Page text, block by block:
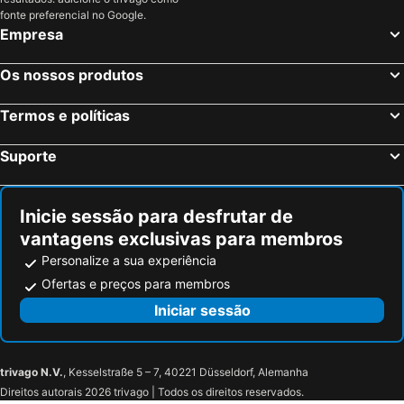
Scheidegg, bed and breakfasts
Lütisburg, bed and breakfasts
St. Peterzell, bed and breakfasts
Bütschwil, bed and breakfasts
Ramsen, bed and breakfasts
Teufen, bed and breakfasts
fonte preferencial no Google.
Empresa
Os nossos produtos
Termos e políticas
Suporte
Inicie sessão para desfrutar de
vantagens exclusivas para membros
Personalize a sua experiência
Ofertas e preços para membros
Iniciar sessão
trivago N.V., Kesselstraße 5 – 7, 40221 Düsseldorf, Alemanha
Direitos autorais 2026 trivago | Todos os direitos reservados.